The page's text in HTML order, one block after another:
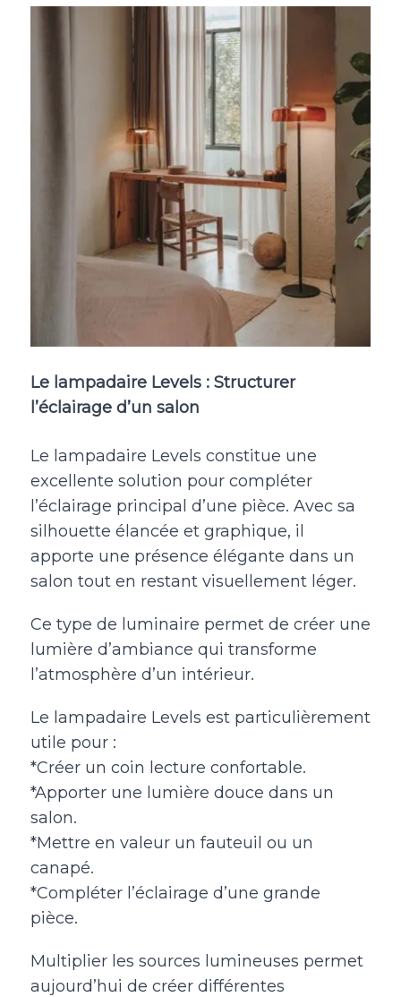
Le lampadaire Levels : Structurer
l’éclairage d’un salon
Le lampadaire Levels constitue une
excellente solution pour compléter
l’éclairage principal d’une pièce. Avec sa
silhouette élancée et graphique, il
apporte une présence élégante dans un
salon tout en restant visuellement léger.
Ce type de luminaire permet de créer une
lumière d’ambiance qui transforme
l’atmosphère d’un intérieur.
Le lampadaire Levels est particulièrement
utile pour :
*Créer un coin lecture confortable.
*Apporter une lumière douce dans un
salon.
*Mettre en valeur un fauteuil ou un
canapé.
*Compléter l’éclairage d’une grande
pièce.
Multiplier les sources lumineuses permet
aujourd’hui de créer différentes